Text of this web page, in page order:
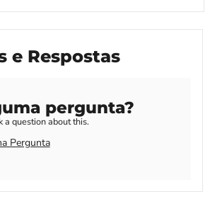
e Respostas
pergunta?
a question about this.
Pergunta